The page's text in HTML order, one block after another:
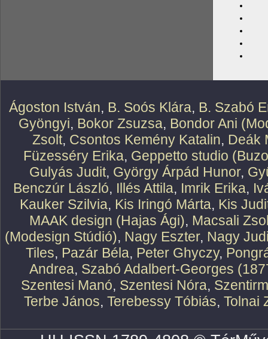
Ágoston István, B. Soós Klára, B. Szabó
Gyöngyi, Bokor Zsuzsa, Bondor Ani
Zsolt, Csontos Kemény Katalin, Deák
Füzesséry Erika, Geppetto studio
Gulyás Judit, György Árpád Hunor,
Benczúr László, Illés Attila, Imrik Erika,
Kauker Szilvia, Kis Iringó Márta, Kis
MAAK design (Hajas Ági), Macsali
(Modesign Stúdió), Nagy Eszter, Nagy
Tiles, Pazár Béla, Peter Ghyczy,
Andrea, Szabó Adalbert-Georges
Szentesi Manó, Szentesi Nóra,
Terbe János, Terebessy Tóbiás, Tolnai